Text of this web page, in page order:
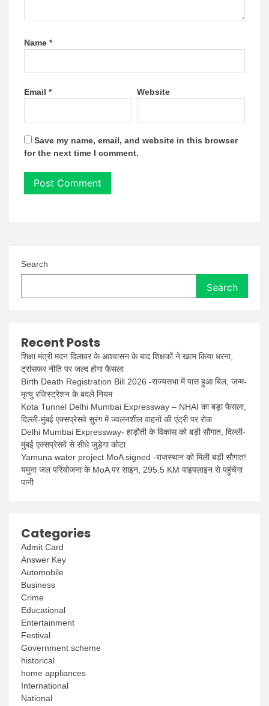
Name *
Email * Website
Save my name, email, and website in this browser
for the next time I comment.
Search
Search
Recent Posts
शिक्षा मंत्री मदन दिलावर के आश्वासन के बाद शिक्षकों ने खत्म किया धरना,
ट्रांसफर नीति पर जल्द होगा फैसला
Birth Death Registration Bill 2026 -राज्यसभा में पास हुआ बिल, जन्म-
मृत्यु रजिस्ट्रेशन के बदले नियम
Kota Tunnel Delhi Mumbai Expressway – NHAI का बड़ा फैसला,
दिल्ली-मुंबई एक्सप्रेसवे सुरंग में ज्वलनशील वाहनों की एंट्री पर रोक
Delhi Mumbai Expressway- हाड़ौती के विकास को बड़ी सौगात, दिल्ली-
मुंबई एक्सप्रेसवे से सीधे जुड़ेगा कोटा
Yamuna water project MoA signed -राजस्थान को मिली बड़ी सौगात!
यमुना जल परियोजना के MoA पर साइन, 295.5 KM पाइपलाइन से पहुंचेगा
पानी
Categories
Admit Card
Answer Key
Automobile
Business
Crime
Educational
Entertainment
Festival
Government scheme
historical
home appliances
International
National